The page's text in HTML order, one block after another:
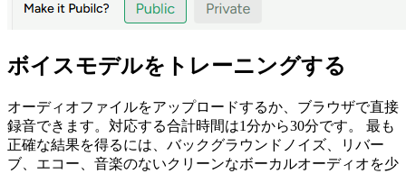
ボイスモデルをトレーニングする
オーディオファイルをアップロードするか、ブラウザで直接
録音できます。対応する合計時間は1分から30分です。 最も
正確な結果を得るには、バックグラウンドノイズ、リバー
ブ、エコー、音楽のないクリーンなボーカルオーディオを少